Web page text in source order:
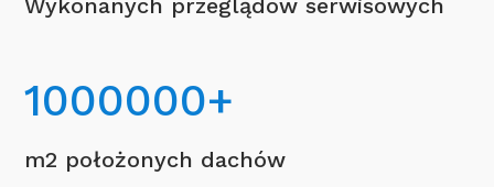
1000000+
m2 położonych dachów